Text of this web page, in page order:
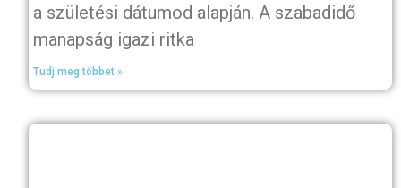
a születési dátumod alapján. A szabadidő
manapság igazi ritka
Tudj meg többet »